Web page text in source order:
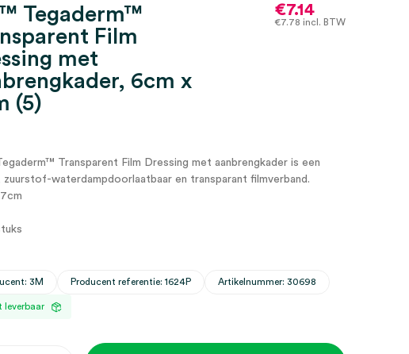
Tegaderm™
Film
met
6cm x
(5)
€7.14
€7.78 incl. BTW
Transparent Film Dressing met aanbrengkader is een
zuurstof-waterdampdoorlaatbaar en transparant filmverband.
3M Producent referentie: 1624P Artikelnummer: 30698
leverbaar